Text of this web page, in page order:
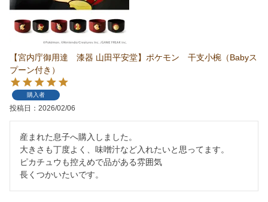
【宮内庁御用達 漆器 山田平安堂】ポケモン 干支小椀（Babyス
プーン付き）
購入者
投稿日 2026/02/06
産まれた息子へ購入しました。
大きさも丁度よく、味噌汁など入れたいと思ってます。
ピカチュウも控えめで品がある雰囲気
長くつかいたいです。